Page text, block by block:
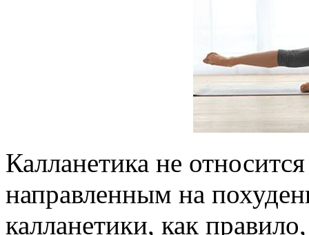
Калланетика не
направленным на
калланетики, как